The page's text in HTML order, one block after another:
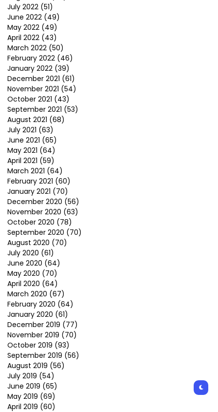
July 2022 (51)
June 2022 (49)
May 2022 (49)
April 2022 (43)
March 2022 (50)
February 2022 (46)
January 2022 (39)
December 2021 (61)
November 2021 (54)
October 2021 (43)
September 2021 (53)
August 2021 (68)
July 2021 (63)
June 2021 (65)
May 2021 (64)
April 2021 (59)
March 2021 (64)
February 2021 (60)
January 2021 (70)
December 2020 (56)
November 2020 (63)
October 2020 (78)
September 2020 (70)
August 2020 (70)
July 2020 (61)
June 2020 (64)
May 2020 (70)
April 2020 (64)
March 2020 (67)
February 2020 (64)
January 2020 (61)
December 2019 (77)
November 2019 (70)
October 2019 (93)
September 2019 (56)
August 2019 (56)
July 2019 (54)
June 2019 (65)
May 2019 (69)
April 2019 (60)